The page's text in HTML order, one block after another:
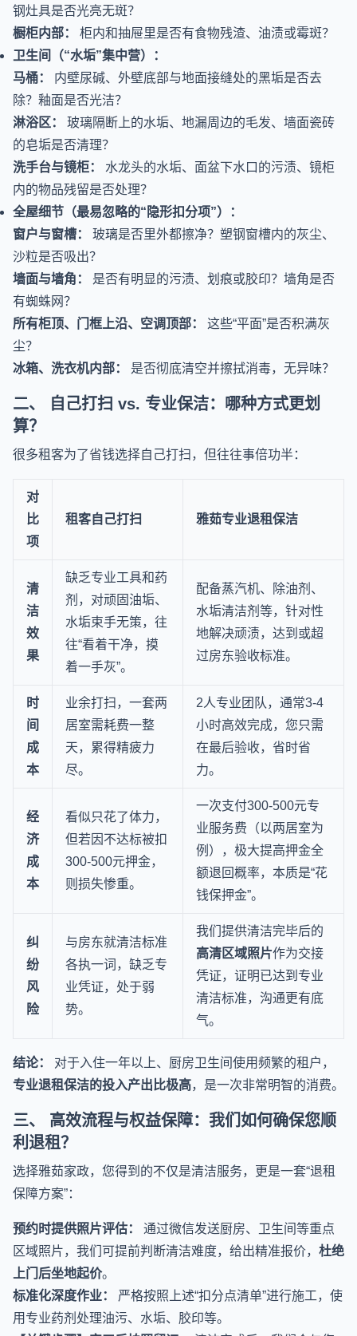
钢灶具是否光亮无斑？
橱柜内部：
柜内和抽屉里是否有食物残渣、油渍或霉斑？
卫生间（“水垢”集中营）：
马桶：
内壁尿碱、外壁底部与地面接缝处的黑垢是否去
除？釉面是否光洁？
淋浴区：
玻璃隔断上的水垢、地漏周边的毛发、墙面瓷砖
的皂垢是否清理？
洗手台与镜柜：
水龙头的水垢、面盆下水口的污渍、镜柜
内的物品残留是否处理？
全屋细节（最易忽略的“隐形扣分项”）：
窗户与窗槽：
玻璃是否里外都擦净？塑钢窗槽内的灰尘、
沙粒是否吸出？
墙面与墙角：
是否有明显的污渍、划痕或胶印？墙角是否
有蜘蛛网？
所有柜顶、门框上沿、空调顶部：
这些“平面”是否积满灰
尘？
冰箱、洗衣机内部：
是否彻底清空并擦拭消毒，无异味？
二、 自己打扫 vs. 专业保洁：哪种方式更划
算？
很多租客为了省钱选择自己打扫，但往往事倍功半：
对
比
项
租客自己打扫 雅茹专业退租保洁
清
洁
效
果
缺乏专业工具和药
剂，对顽固油垢、
水垢束手无策，往
往“看着干净，摸
着一手灰”。
配备蒸汽机、除油剂、
水垢清洁剂等，针对性
地解决顽渍，达到或超
过房东验收标准。
时
间
成
本
业余打扫，一套两
居室需耗费一整
天，累得精疲力
尽。
2人专业团队，通常3-4
小时高效完成，您只需
在最后验收，省时省
力。
经
济
成
本
看似只花了体力，
但若因不达标被扣
300-500元押金，
则损失惨重。
一次支付300-500元专
业服务费（以两居室为
例），极大提高押金全
额退回概率，本质是“花
钱保押金”。
纠
纷
风
险
与房东就清洁标准
各执一词，缺乏专
业凭证，处于弱
势。
我们提供清洁完毕后的
高清区域照片作为交接
凭证，证明已达到专业
清洁标准，沟通更有底
气。
结论：
对于入住一年以上、厨房卫生间使用频繁的租户，
专业退租保洁的投入产出比极高，是一次非常明智的消费。
三、 高效流程与权益保障：我们如何确保您顺
利退租？
选择雅茹家政，您得到的不仅是清洁服务，更是一套“退租
保障方案”：
预约时提供照片评估：
通过微信发送厨房、卫生间等重点
区域照片，我们可提前判断清洁难度，给出精准报价， 杜绝
上门后坐地起价。
标准化深度作业：
严格按照上述“扣分点清单”进行施工，使
用专业药剂处理油污、水垢、胶印等。